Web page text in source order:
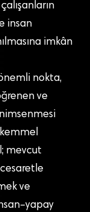
insan
imkân
nokta,
ve
mevcut
ve